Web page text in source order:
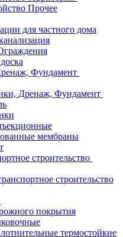
Прочее
для частного дома
Фундамент
Дренаж, Фундамент
мембраны
строительство
строительство
покрытия
термостойкие